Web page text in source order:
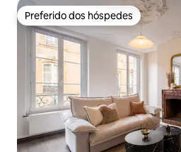
Preferido dos hóspedes
Preferido dos hóspedes